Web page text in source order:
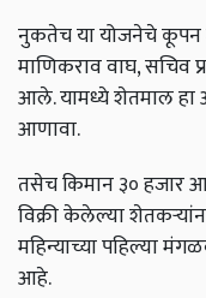
नुकतेच या योजनेचे कूपन
माणिकराव वाघ, सचिव
आले. यामध्ये शेतमाल हा
आणावा.
तसेच किमान ३० हजार
विक्री केलेल्या
महिन्याच्या पहिल्या
आहे.